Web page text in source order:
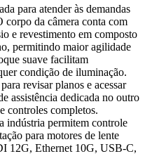
para atender às demandas
da câmera conta com
e revestimento em composto
permitindo maior agilidade
suave facilitam
condição de iluminação.
revisar planos e acessar
assistência dedicada no outro
controles completos.
indústria permitem controle
para motores de lente
12G, Ethernet 10G, USB-C,